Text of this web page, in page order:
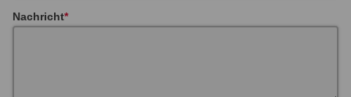
Nachricht